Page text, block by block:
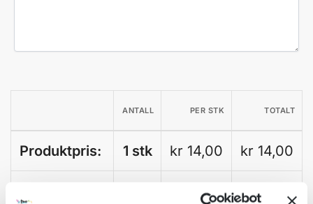
ANTALL PER STK TOTALT
Produktpris: 1 stk kr 14,00 kr 14,00
kr0,00